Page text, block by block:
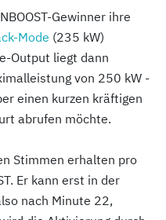
Gewinner ihre
Mode (235 kW)
Output liegt dann
von 250 kW -
einen kurzen kräftigen
abrufen möchte.
Stimmen erhalten pro
Er kann erst in der
nach Minute 22,